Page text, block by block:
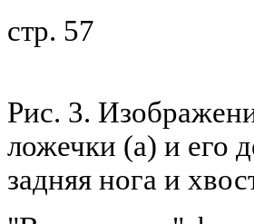
стр. 57
Рис. 3.
ложечки (а) и его
задняя нога и